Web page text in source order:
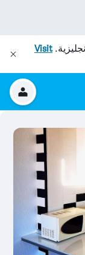
Visit